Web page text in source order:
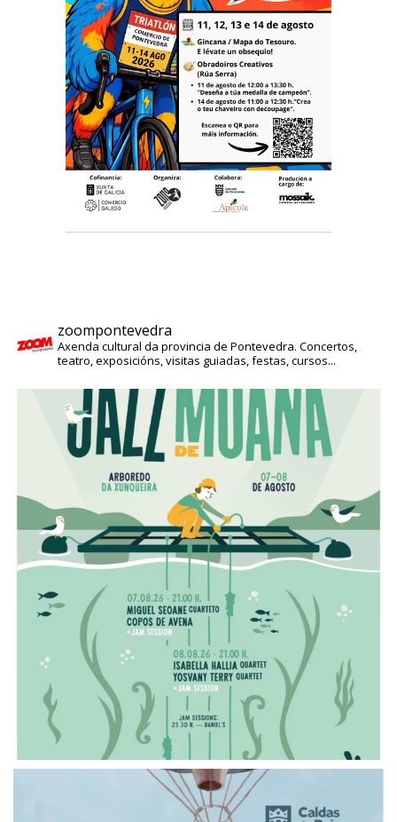
zoompontevedra
Axenda cultural da provincia de Pontevedra. Concertos,
teatro, exposicións, visitas guiadas, festas, cursos...